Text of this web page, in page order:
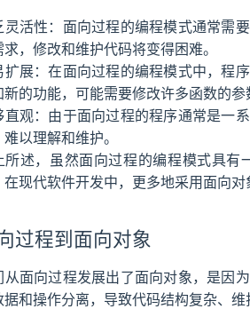
灵活性：面向过程的编程模式通常需
求，修改和维护代码将变得困难。
扩展：在面向过程的编程模式中，程
新的功能，可能需要修改许多函数的参
直观：由于面向过程的程序通常是一
以理解和维护。
所述，虽然面向过程的编程模式具有
在现代软件开发中，更多地采用面向
过程到面向对象
从面向过程发展出了面向对象，是因
据和操作分离，导致代码结构复杂、